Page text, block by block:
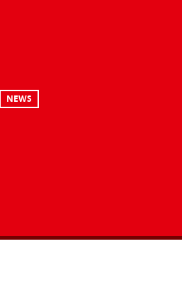
NEWS